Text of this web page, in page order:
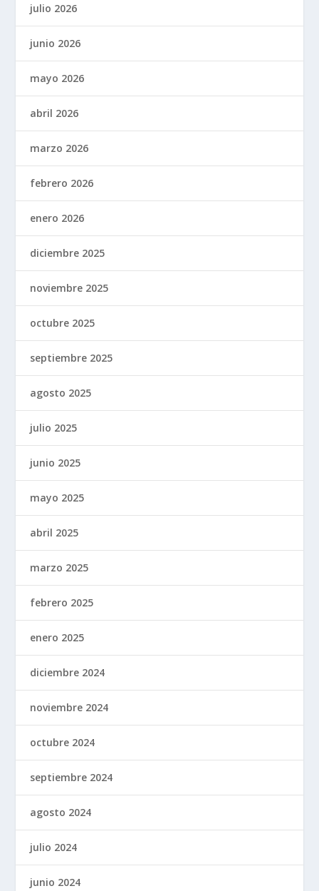
julio 2026
junio 2026
mayo 2026
abril 2026
marzo 2026
febrero 2026
enero 2026
diciembre 2025
noviembre 2025
octubre 2025
septiembre 2025
agosto 2025
julio 2025
junio 2025
mayo 2025
abril 2025
marzo 2025
febrero 2025
enero 2025
diciembre 2024
noviembre 2024
octubre 2024
septiembre 2024
agosto 2024
julio 2024
junio 2024